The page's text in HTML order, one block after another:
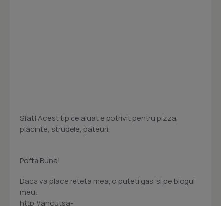
Sfat! Acest tip de aluat e potrivit pentru pizza,
placinte, strudele, pateuri.
Pofta Buna!
Daca va place reteta mea, o puteti gasi si pe blogul
meu:
http://ancutsa-